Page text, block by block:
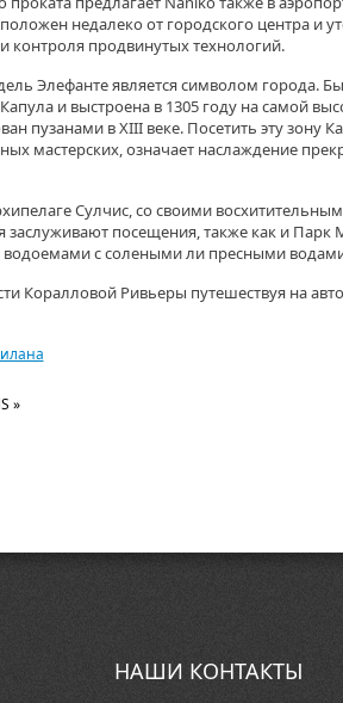
недалеко от городского центра и
продвинутых технологий.
Элефанте является символом города.
и выстроена в 1305 году на самой
пузанами в XIII веке. Посетить эту зону
мастерских, означает наслаждение
Сулчис, со своими
заслуживают посещения, также как и Парк
с солеными ли пресными
Коралловой Ривьеры путешествуя на
»
НАШИ КОНТАКТЫ